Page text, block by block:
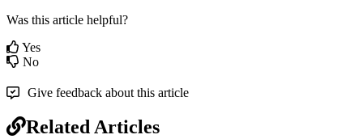
Was this article helpful?
Yes
No
Give feedback about this article
Related Articles